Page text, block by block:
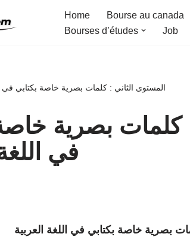
Home Bourse au canada
Bourses d’études
Job
المستوى الثاني : كلمات بصرية خاصة بكتابي في
كلمات بصرية
في
بصرية خاصة بكتابي في اللغة العربية